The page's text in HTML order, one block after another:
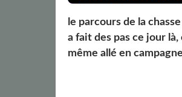
le parcours de la
a fait des pas ce jour
même allé en